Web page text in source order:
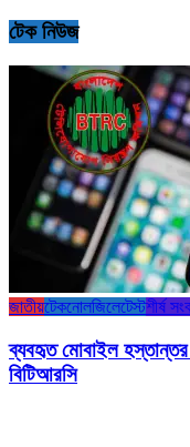
টেক নিউজ
জাতীয়টেকনোলজিলেটেস্টশীর্ষ
ব্যবহৃত মোবাইল হস্তান্তর
বিটিআরসি